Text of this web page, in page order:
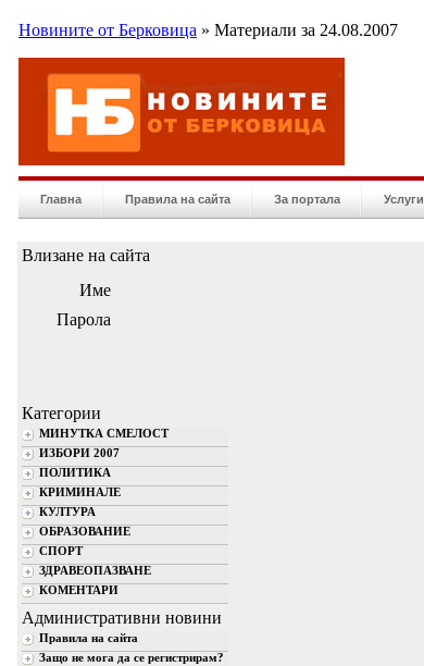
Новините от Берковица » Материали за 24.08.2007
Главна Правила на сайта За портала Услуги
Влизане на сайта
Име
Парола
Категории
МИНУТКА СМЕЛОСТ
ИЗБОРИ 2007
ПОЛИТИКА
КРИМИНАЛЕ
КУЛТУРА
ОБРАЗОВАНИЕ
СПОРТ
ЗДРАВЕОПАЗВАНЕ
КОМЕНТАРИ
Административни новини
Правила на сайта
Защо не мога да се регистрирам?